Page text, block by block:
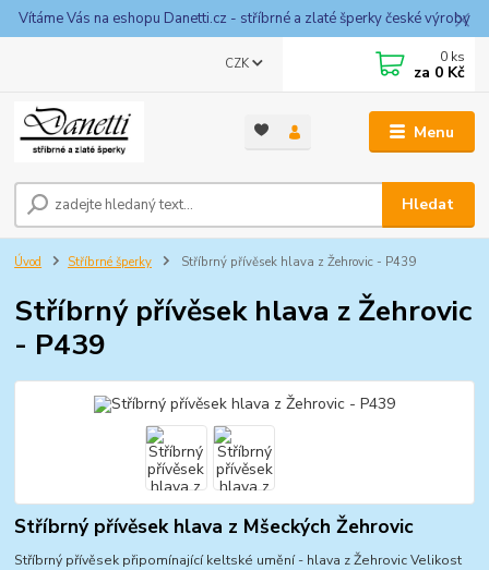
Vítáme Vás na eshopu Danetti.cz - stříbrné a zlaté šperky české výroby
Menu
CZK
Hledat
0 ks
za 0 Kč
Úvod Stříbrné šperky Stříbrný přívěsek hlava z Žehrovic - P439
Stříbrný přívěsek hlava z Žehrovic
- P439
Stříbrný přívěsek hlava z Mšeckých Žehrovic
Stříbrný přívěsek připomínající keltské umění - hlava z Žehrovic Velikost